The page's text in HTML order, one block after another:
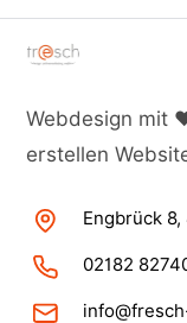
Webdesign mit
erstellen
Engbrück
02182